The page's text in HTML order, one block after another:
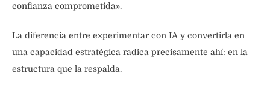
confianza comprometida».
La diferencia entre experimentar con IA y convertirla en
una capacidad estratégica radica precisamente ahí: en la
estructura que la respalda.